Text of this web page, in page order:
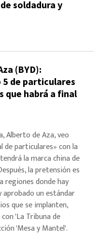
soldadura y
(BYD):
de particulares
que habrá a final
Alberto de Aza, veo
de particulares» con la
la marca china de
la pretensión es
regiones donde hay
aprobado un estándar
que se implanten,
'La Tribuna de
'Mesa y Mantel'.